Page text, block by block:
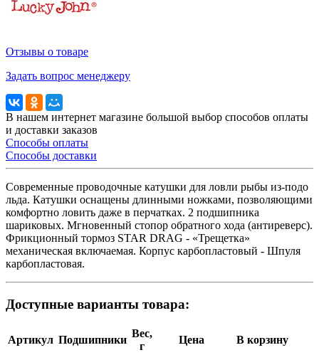
Отзывы о товаре
Задать вопрос менеджеру
В нашем интернет магазине большой выбор способов оплаты
и доставки заказов
Способы оплаты
Способы доставки
Современные проводочные катушки для ловли рыбы из-подо
льда. Катушки оснащены длинными ножками, позволяющими
комфортно ловить даже в перчатках. 2 подшипника
шариковых. Мгновенный стопор обратного хода (антиреверс).
Фрикционный тормоз STAR DRAG - «Трещетка»
механическая включаемая. Корпус карбопластовый - Шпуля
карбопластовая.
Доступные варианты товара:
Артикул Подшипники
Вес,
г
Цена В корзину